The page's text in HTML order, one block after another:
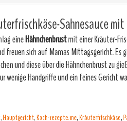
Sahnesauce
eineHähnchenbrustmit einer Kräuter-
freuen sich auf Mamas Mittagsgericht. Es
und diese über die Hähnchenbrust zu
wenige Handgriffe und ein feines Gericht
,Hauptgericht,Koch-rezepte.me,Kräuterfrischkäse,